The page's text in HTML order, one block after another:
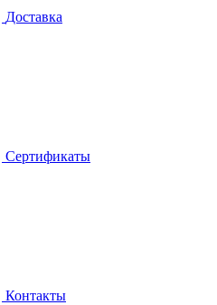
Доставка
Сертификаты
Контакты